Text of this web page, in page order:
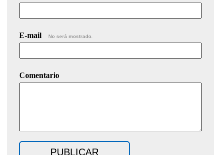
E-mail No será mostrado.
Comentario